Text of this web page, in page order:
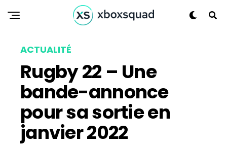
ACTUALITÉ
Rugby 22 – Une
bande-annonce
pour sa sortie en
janvier 2022